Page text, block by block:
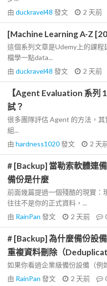
由 duckravel48 發文 2 天前
[Machine Learning A-Z
這個系列文章是Udemy上的課
檔學一點data...
由 duckravel48 發文 2 天前
【Agent Evaluation 系列
試？
很多團隊評估 Agent 的方法，
組...
由 hardness1020發文 2 天
# [Backup] 當勒索軟體連
備份是什麼
前面幾篇提過一個殘酷的現實：
往往不是你的正式資料，...
由 RainPan 發文 2 天前
# [Backup] 為什麼備份設
重複資料刪除（
如果你看過企業級備份設備（例
由 RainPan 發文 2 天前